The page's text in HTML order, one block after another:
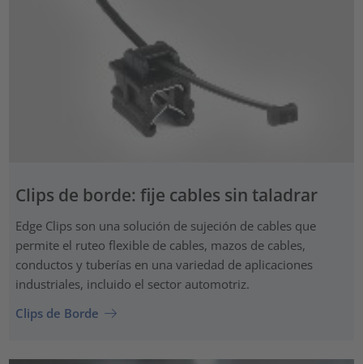
Clips de borde: fije cables sin taladrar
Edge Clips son una solución de sujeción de cables que
permite el ruteo flexible de cables, mazos de cables,
conductos y tuberías en una variedad de aplicaciones
industriales, incluido el sector automotriz.
Clips de Borde